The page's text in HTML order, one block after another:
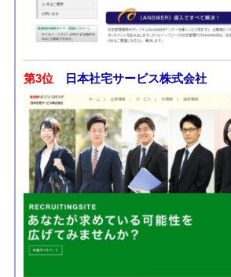
第3位 日本社宅サービス株式会社